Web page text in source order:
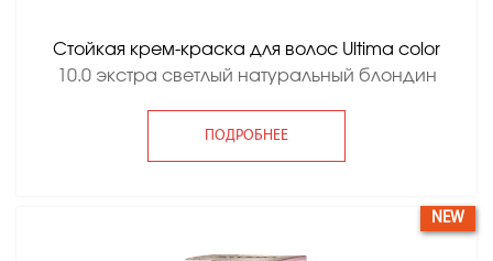
Стойкая крем-краска для волос Ultima color
10.0 экстра светлый натуральный блондин
ПОДРОБНЕЕ
NEW